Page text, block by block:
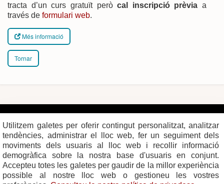
tracta d’un curs gratuït peròcal inscripció prèvia a
través de formulari web.
Més informació
Tornar
Plaça del Vi, 1
17004 GIRONA
Tel. 972 419 010
Contacte
Mapa del web
Mapa de xarxes
Avís legal
Utilitzem galetes per oferir contingut personalitzat, analitzar
tendències, administrar el lloc web, fer un seguiment dels
moviments dels usuaris al lloc web i recollir informació
demogràfica sobre la nostra base d'usuaris en conjunt.
Accepteu totes les galetes per gaudir de la millor experiència
possible al nostre lloc web o gestioneu les vostres